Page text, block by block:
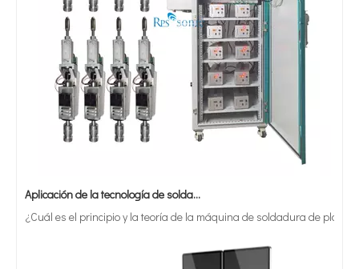
Sistema de soldadura ultrasónica de 20Khz para línea de producción de sellado de tazas y tapas de bebidas
¿Cuál es el principio y la teoría de la máquina de soldadura de